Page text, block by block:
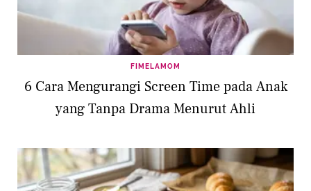
FIMELAMOM
6 Cara Mengurangi Screen Time pada Anak
yang Tanpa Drama Menurut Ahli